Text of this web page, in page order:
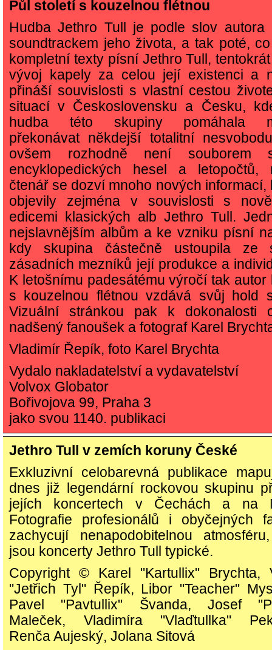
Půl století s kouzelnou flétnou
Hudba Jethro Tull je podle slov autora
soundtrackem jeho života, a tak poté,
kompletní texty písní Jethro Tull,
vývoj kapely za celou její existenci a
přináší souvislosti s vlastní cestou
situací v Československu a Česku,
hudba této skupiny pomáhala
překonávat někdejší totalitní
ovšem rozhodně není souborem
encyklopedických hesel a letopočtů,
čtenář se dozví mnoho nových informací,
objevily zejména v souvislosti s
edicemi klasických alb Jethro Tull.
nejslavnějším albům a ke vzniku písní
kdy skupina částečně ustoupila ze
zásadních mezníků její produkce a
K letošnímu padesátému výročí tak
s kouzelnou flétnou vzdává svůj hold
Vizuální stránkou pak k dokonalosti
nadšený fanoušek a fotograf Karel
Vladimír Řepík, foto Karel Brychta
Vydalo nakladatelství a vydavatelství
Volvox Globator
Bořivojova 99, Praha 3
jako svou 1140. publikaci
Jethro Tull v zemích koruny České
Exkluzivní celobarevná publikace
dnes již legendární rockovou skupinu
jejích koncertech v Čechách a na
Fotografie profesionálů i obyčejných
zachycují nenapodobitelnou
jsou koncerty Jethro Tull typické.
Copyright © Karel "Kartullix" Brychta,
"Jetřich Tyl" Řepík, Libor "Teacher"
Pavel "Pavtullix" Švanda, Josef
Maleček, Vladimíra "Vlaďtullka"
Renča Aujeský, Jolana Sitová